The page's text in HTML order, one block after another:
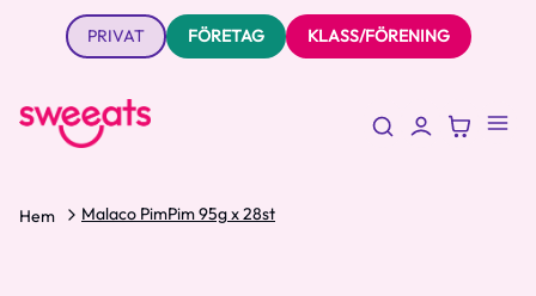
PRIVAT FÖRETAG KLASS/FÖRENING
Hem Malaco PimPim 95g x 28st